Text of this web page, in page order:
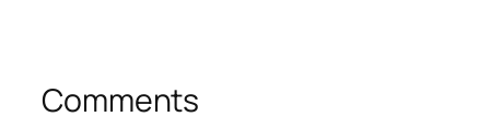
Comments